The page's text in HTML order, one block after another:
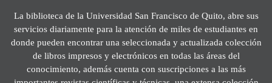
La biblioteca de la Universidad San Francisco de Quito, abre sus
servicios diariamente para la atención de miles de estudiantes en
donde pueden encontrar una seleccionada y actualizada colección
de libros impresos y electrónicos en todas las áreas del
conocimiento, además cuenta con suscripciones a las más